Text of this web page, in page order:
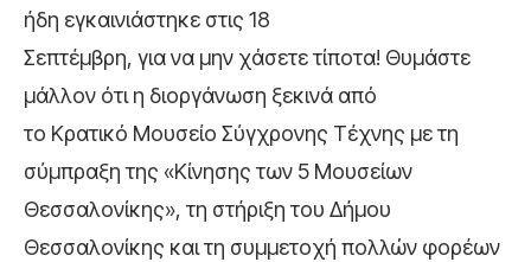
ήδη εγκαινιάστηκε στις 18
Σεπτέμβρη, για να μην χάσετε τίποτα! Θυμάστε
μάλλον ότι η διοργάνωση ξεκινά από
το Κρατικό Μουσείο Σύγχρονης Τέχνης με τη
σύμπραξη της «Κίνησης των 5 Μουσείων
Θεσσαλονίκης», τη στήριξη του Δήμου
Θεσσαλονίκης και τη συμμετοχή πολλών φορέων